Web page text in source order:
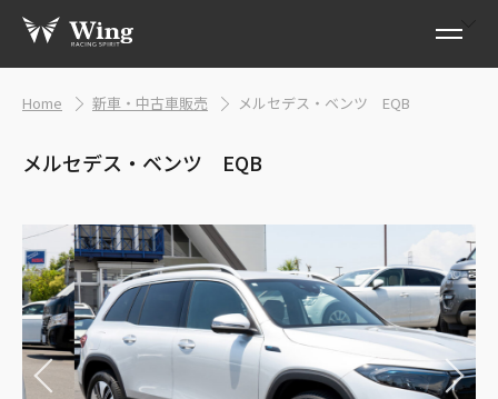
Home 新車・中古車販売 メルセデス・ベンツ EQB
メルセデス・ベンツ EQB